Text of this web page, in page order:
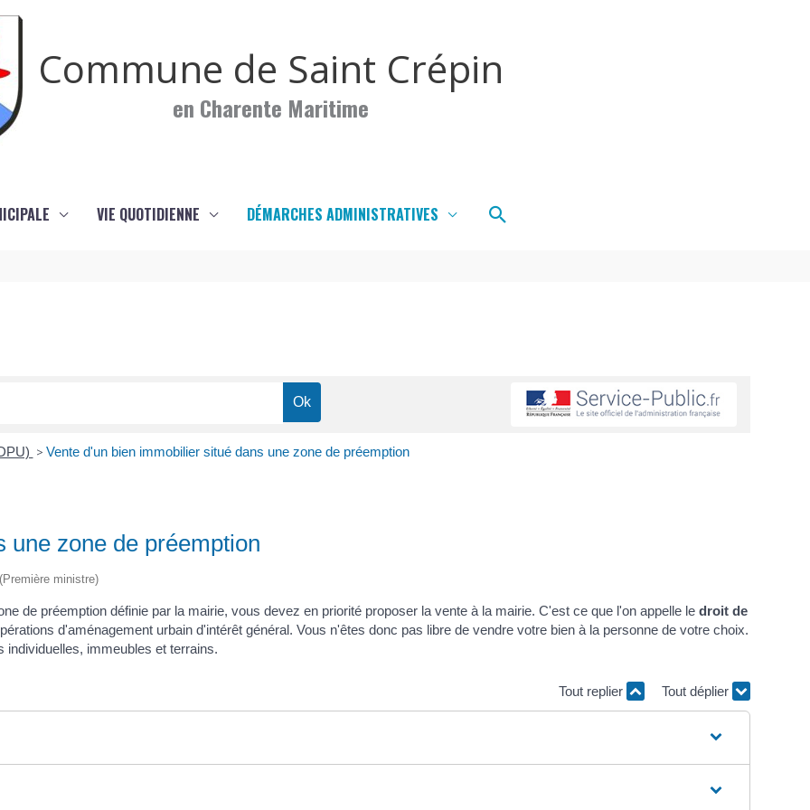
Commune de Saint Crépin
en Charente Maritime
VIE QUOTIDIENNE DÉMARCHES ADMINISTRATIVES Rechercher
> Vente d'un bien immobilier situé dans une zone de préemption
une zone de préemption
ministre)
de préemption définie par la mairie, vous devez en priorité proposer la vente à la mairie. C'est ce que l'on appelle le droit de
d'aménagement urbain d'intérêt général. Vous n'êtes donc pas libre de vendre votre bien à la personne de votre choix.
immeubles et terrains.
Tout replier Tout déplier